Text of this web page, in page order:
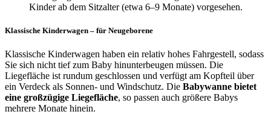
Kinder ab dem Sitzalter (etwa 6–9 Monate) vorgesehen.
Klassische Kinderwagen – für Neugeborene
Klassische Kinderwagen haben ein relativ hohes Fahrgestell, sodass
Sie sich nicht tief zum Baby hinunterbeugen müssen. Die
Liegefläche ist rundum geschlossen und verfügt am Kopfteil über
ein Verdeck als Sonnen- und Windschutz. Die Babywanne bietet
eine großzügige Liegefläche, so passen auch größere Babys
mehrere Monate hinein.